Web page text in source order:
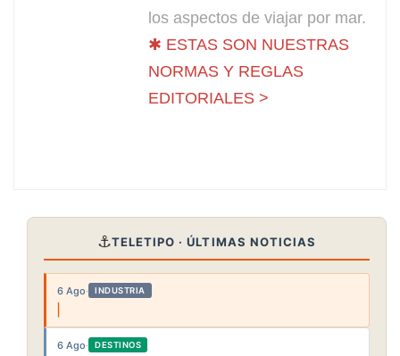
los aspectos de viajar por mar.
✱ ESTAS SON NUESTRAS
NORMAS Y REGLAS
EDITORIALES >
⚓TELETIPO · ÚLTIMAS NOTICIAS
6 Ago· INDUSTRIA
6 Ago· DESTINOS